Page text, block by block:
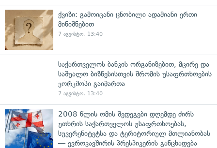
ქვიზი: გამოიცანი ცნობილი ადამიანი ერთი
მინიშნებით
7 აგვისტო, 13:40
საქართველოს ბანკის ორგანიზებით, მცირე და
საშუალო ბიზნესისთვის შრომის უსაფრთხოების
ვორკშოპი გაიმართა
7 აგვისტო, 13:40
2008 წლის ომის შედეგები დღემდე ძირს
უთხრის საქართველოს უსაფრთხოებას,
სუვერენიტეტსა და ტერიტორიულ მთლიანობას
— ევროკავშირის პრესპიკერის განცხადება